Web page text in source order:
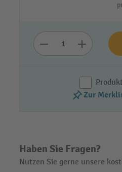
Zur
Haben Sie Fragen?
Nutzen Sie gerne unsere